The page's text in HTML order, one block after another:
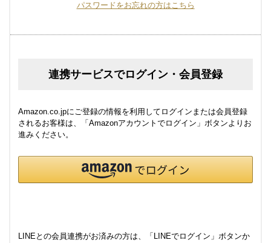
パスワードをお忘れの方はこちら
連携サービスでログイン・会員登録
Amazon.co.jpにご登録の情報を利用してログインまたは会員登録
されるお客様は、「Amazonアカウントでログイン」ボタンよりお
進みください。
LINEとの会員連携がお済みの方は、「LINEでログイン」ボタンか